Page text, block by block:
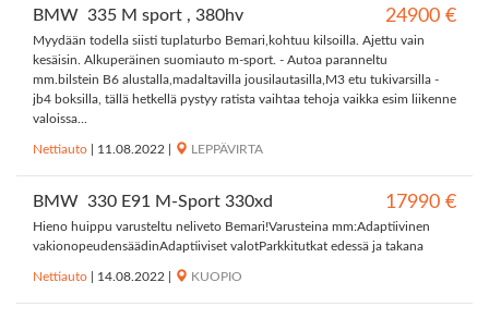
BMW 335 M sport , 380hv 24900 €
Myydään todella siisti tuplaturbo Bemari,kohtuu kilsoilla. Ajettu vain
kesäisin. Alkuperäinen suomiauto m-sport. - Autoa paranneltu
mm.bilstein B6 alustalla,madaltavilla jousilautasilla,M3 etu tukivarsilla -
jb4 boksilla, tällä hetkellä pystyy ratista vaihtaa tehoja vaikka esim liikenne
valoissa...
Nettiauto 11.08.2022 LEPPÄVIRTA
BMW 330 E91 M-Sport 330xd 17990 €
Hieno huippu varusteltu neliveto Bemari!Varusteina mm:Adaptiivinen
vakionopeudensäädinAdaptiiviset valotParkkitutkat edessä ja takana
Nettiauto 14.08.2022 KUOPIO